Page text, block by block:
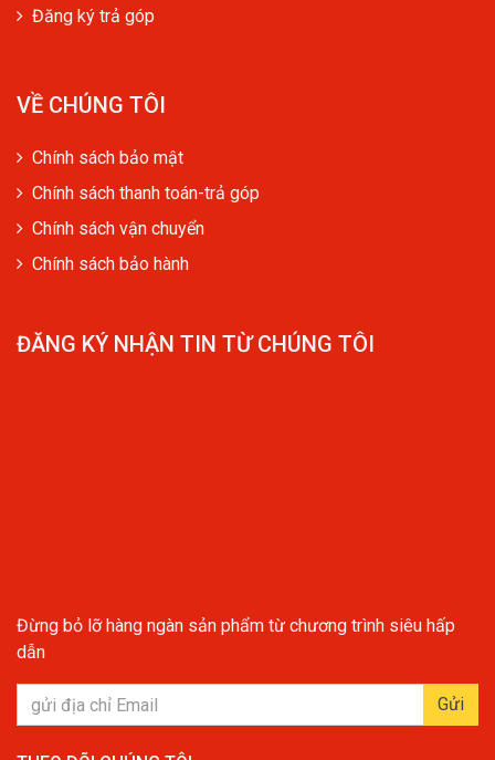
Đăng ký trả góp
VỀ CHÚNG TÔI
Chính sách bảo mật
Chính sách thanh toán-trả góp
Chính sách vận chuyển
Chính sách bảo hành
ĐĂNG KÝ NHẬN TIN TỪ CHÚNG TÔI
Đừng bỏ lỡ hàng ngàn sản phẩm từ chương trình siêu hấp
dẫn
Gửi